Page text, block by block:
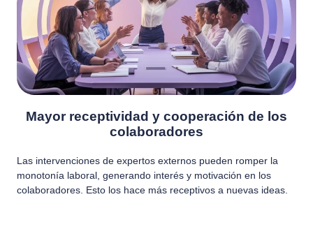
Mayor receptividad y cooperación de los
colaboradores
Las intervenciones de expertos externos pueden romper la
monotonía laboral, generando interés y motivación en los
colaboradores. Esto los hace más receptivos a nuevas ideas.